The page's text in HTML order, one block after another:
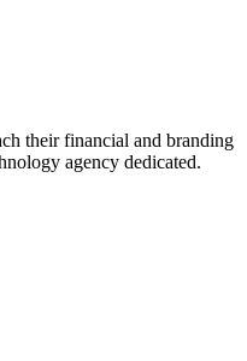
their financial and branding
agency dedicated.